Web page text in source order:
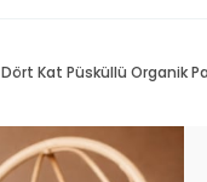
Dört Kat Püsküllü Organik